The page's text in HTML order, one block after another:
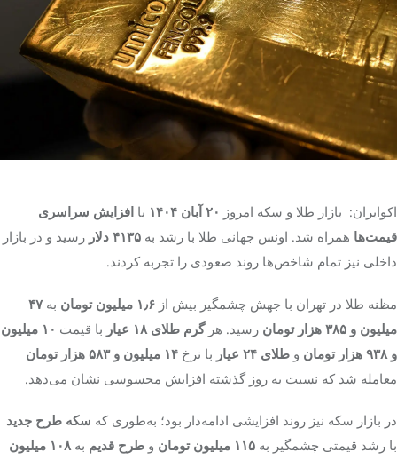
تک کده
پایگاه خبری آبان
خرید موتور ایمپلنت
اکوایران: بازار طلا و سکه امروز ۲۰ آبان ۱۴۰۴ با افزایش سراسری
قیمت‌ها همراه شد. اونس جهانی طلا با رشد به ۴۱۳۵ دلار
رسید و در بازار
داخلی نیز تمام شاخص‌ها روند صعودی را تجربه کردند.
مظنه طلا در تهران با جهش چشمگیر بیش از ۱٫۶ میلیون تومان به۴۷
میلیون و ۳۸۵ هزار تومان
رسید. هرگرم طلای ۱۸ عیار با قیمت
۱۰ میلیون
و ۹۳۸ هزار تومان
و طلای ۲۴ عیار با نرخ ۱۴ میلیون و ۵۸۳ هزار تومان
معامله شد که نسبت به روز گذشته افزایش محسوسی نشان می‌دهد.
در بازار سکه نیز روند افزایشی ادامه‌دار بود؛ به‌طوری که سکه طرح جدید
با رشد قیمتی چشمگیر به ۱۱۵ میلیون تومان و طرح قدیم به
۱۰۸ میلیون